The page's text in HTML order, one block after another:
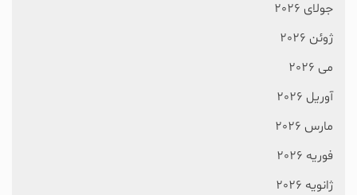
جولای 2026
ژوئن 2026
می 2026
آوریل 2026
مارس 2026
فوریه 2026
ژانویه 2026